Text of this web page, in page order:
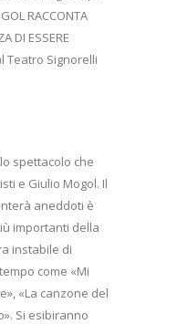
RACCONTA
DI ESSERE
Teatro Signorelli
lo spettacolo che
e Giulio Mogol. Il
aneddoti è
importanti della
instabile di
come «Mi
«La canzone del
Si esibiranno